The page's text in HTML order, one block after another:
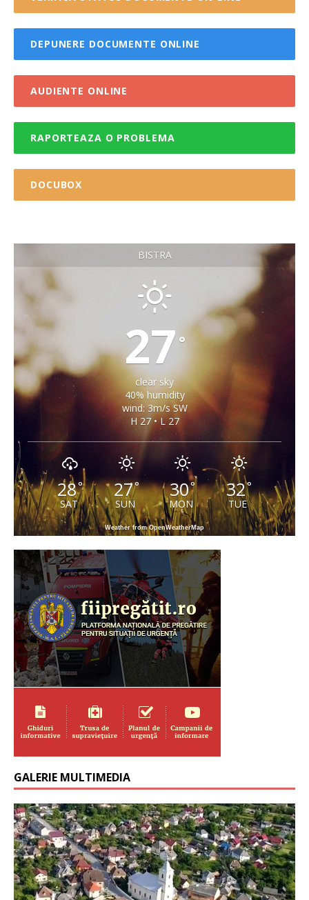
DEPUNERE DOCUMENTE ONLINE
AUDIENTE ONLINE
RAPORTEAZA O PROBLEMA
DOCUBOX
BISTRA
27 °
clear sky
40% humidity
wind: 3m/s SW
H 27 • L 27
28°
SAT
27°
SUN
30°
MON
32°
TUE
Weather from OpenWeatherMap
GALERIE MULTIMEDIA